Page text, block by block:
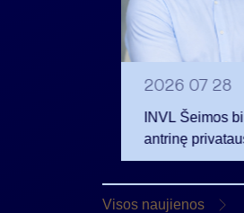
2026 07 28
INVL Šeimos
antrinę
kapitalo rinką
investuojantį
pritraukė 17,4
Visos naujienos